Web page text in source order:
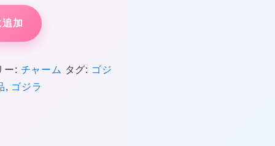
加
ー: チャーム タグ: ゴジ
, ゴジラ